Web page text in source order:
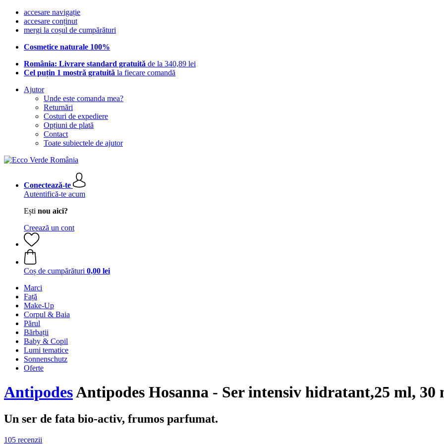
accesare navigație
accesare conținut
mergi la coșul de cumpărături
Cosmetice naturale 100%
România: Livrare standard gratuită de la 340,89 lei
Cel puțin 1 mostră gratuită la fiecare comandă
Ajutor
Unde este comanda mea?
Returnări
Costuri de expediere
Opțiuni de plată
Contact
Toate subiectele de ajutor
Conectează-te
Autentifică-te acum
Ești nou aici?
Creează un cont
Coș de cumpărături 0,00 lei
Marci
Față
Make-Up
Corpul & Baia
Părul
Bărbații
Baby & Copil
Lumi tematice
Sonnenschutz
Oferte
AntipodesAntipodes Hosanna - Ser intensiv hidratant,25 ml, 30
Un ser de fata bio-activ, frumos parfumat.
105 recenzii